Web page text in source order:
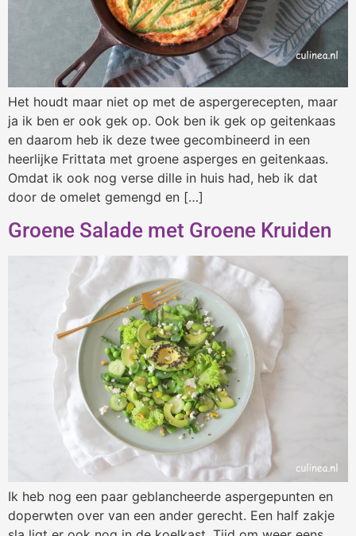
Het houdt maar niet op met de aspergerecepten, maar
ja ik ben er ook gek op. Ook ben ik gek op geitenkaas
en daarom heb ik deze twee gecombineerd in een
heerlijke Frittata met groene asperges en geitenkaas.
Omdat ik ook nog verse dille in huis had, heb ik dat
door de omelet gemengd en […]
Groene Salade met Groene Kruiden
Ik heb nog een paar geblancheerde aspergepunten en
doperwten over van een ander gerecht. Een half zakje